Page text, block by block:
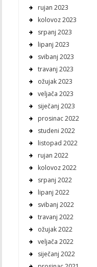
rujan 2023
kolovoz 2023
srpanj 2023
lipanj 2023
svibanj 2023
travanj 2023
ožujak 2023
veljača 2023
siječanj 2023
prosinac 2022
studeni 2022
listopad 2022
rujan 2022
kolovoz 2022
srpanj 2022
lipanj 2022
svibanj 2022
travanj 2022
ožujak 2022
veljača 2022
siječanj 2022